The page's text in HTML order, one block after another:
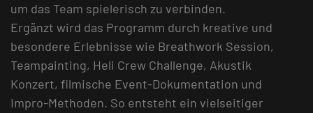
um das Team spielerisch zu verbinden.
Ergänzt wird das Programm durch kreative und
besondere Erlebnisse wie Breathwork Session,
Teampainting, Heli Crew Challenge, Akustik
Konzert, filmische Event-Dokumentation und
Impro-Methoden. So entsteht ein vielseitiger